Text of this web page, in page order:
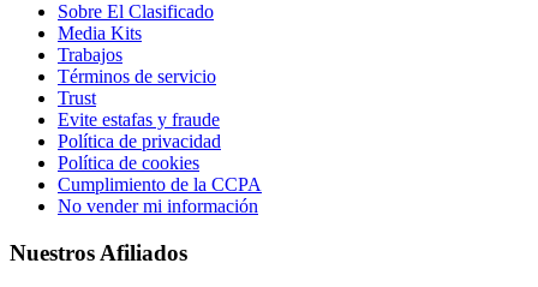
Sobre El Clasificado
Media Kits
Trabajos
Términos de servicio
Trust
Evite estafas y fraude
Política de privacidad
Política de cookies
Cumplimiento de la CCPA
No vender mi información
Nuestros Afiliados